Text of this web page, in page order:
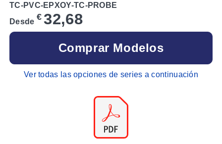
TC-PVC-EPXOY-TC-PROBE
Desde € 32,68
Comprar Modelos
Ver todas las opciones de series a continuación